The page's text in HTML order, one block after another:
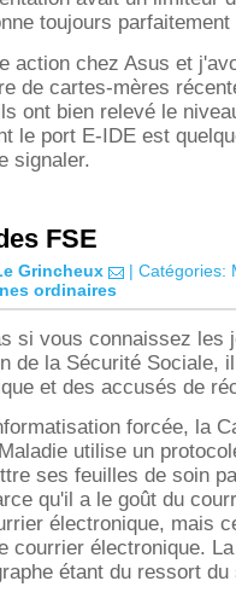
toujours parfaitement
action chez Asus et
de cartes-mères
ont bien relevé le
le port E-IDE est
signaler.
FSE
Grincheux | Catégories:
ordinaires
si vous connaissez les
de la Sécurité Sociale,
et des accusés de
forcée, la
utilise un
ses feuilles de soin
qu'il a le goût du
électronique, mais
courrier électronique.
étant du ressort